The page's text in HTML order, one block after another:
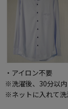
・アイロン不要
※洗濯後、30分以内
※ネットに入れて洗